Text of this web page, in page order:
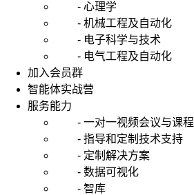
- 心理学
- 机械工程及自动化
- 电子科学与技术
- 电气工程及自动化
加入会员群
智能体实战营
服务能力
- 一对一视频会议与课程
- 指导和定制技术支持
- 定制解决方案
- 数据可视化
- 智库